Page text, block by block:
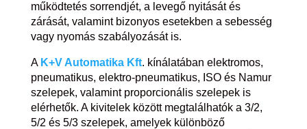
működtetés sorrendjét, a levegő nyitását és
zárását, valamint bizonyos esetekben a sebesség
vagy nyomás szabályozását is.
A K+V Automatika Kft. kínálatában elektromos,
pneumatikus, elektro-pneumatikus, ISO és Namur
szelepek, valamint proporcionális szelepek is
elérhetők. A kivitelek között megtalálhatók a 3/2,
5/2 és 5/3 szelepek, amelyek különböző